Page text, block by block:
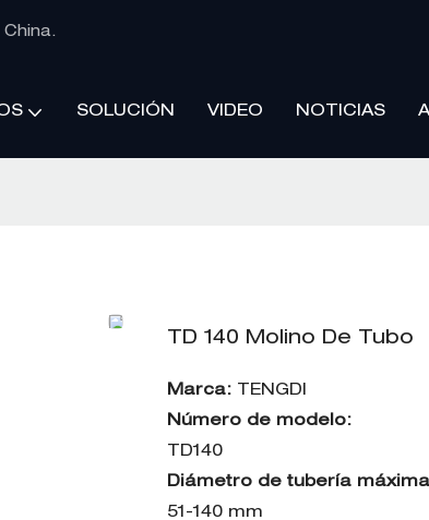
SOLUCIÓN VIDEO NOTICIAS
TD 140 Molino De Tubo
Marca: TENGDI
Número de modelo:
TD140
Diámetro de tubería
51-140 mm